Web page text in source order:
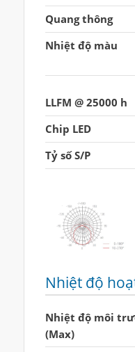
Quang thông
Nhiệt độ màu
LLFM @ 25000 h
Chip LED
Tỷ số S/P
Nhiệt độ
Nhiệt độ môi
(Max)